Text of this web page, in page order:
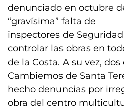
denunciado en octubre
“gravísima” falta de
inspectores de
controlar las obras en
de la Costa. A su vez,
Cambiemos de Santa
hecho denuncias por
obra del centro